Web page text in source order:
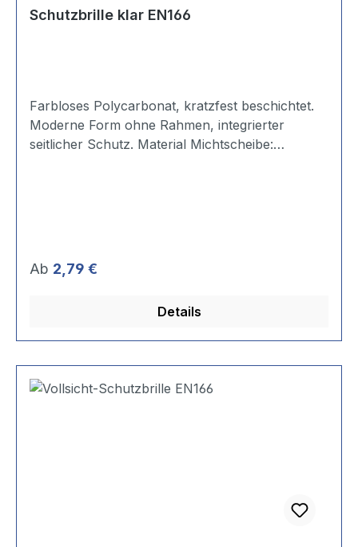
Schutzbrille klar EN166
Farbloses Polycarbonat, kratzfest beschichtet.
Moderne Form ohne Rahmen, integrierter
seitlicher Schutz. Material Michtscheibe:
Regulärer Preis:
Ab 2,79 €
Details